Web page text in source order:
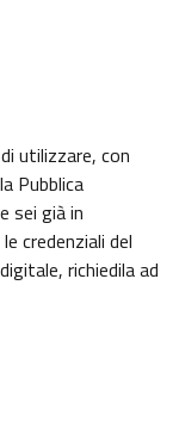
utilizzare, con
Pubblica
sei già in
credenziali del
richiedila ad